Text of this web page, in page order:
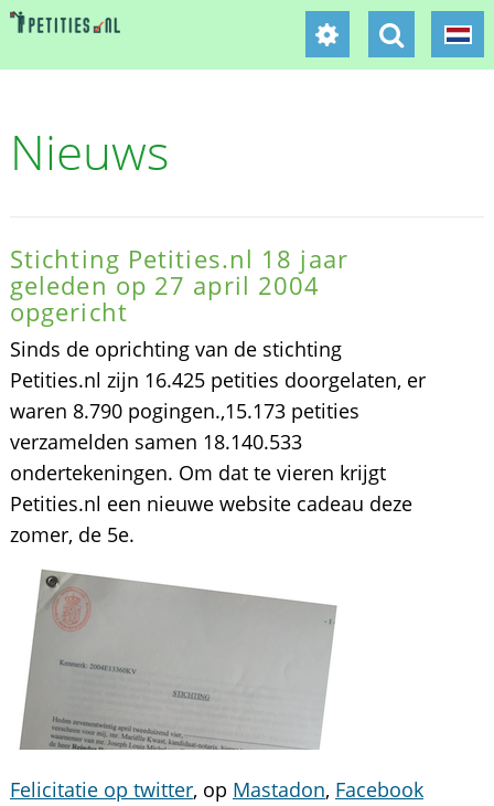
Nieuws
Stichting Petities.nl 18 jaar
geleden op 27 april 2004
opgericht
Sinds de oprichting van de stichting
Petities.nl zijn 16.425 petities doorgelaten, er
waren 8.790 pogingen.,15.173 petities
verzamelden samen 18.140.533
ondertekeningen. Om dat te vieren krijgt
Petities.nl een nieuwe website cadeau deze
zomer, de 5e.
Felicitatie op twitter, op Mastadon, Facebook